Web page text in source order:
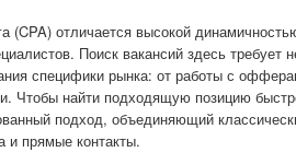
(CPA) отличается высокой
Поиск вакансий здесь требует
специфики рынка: от работы с
Чтобы найти подходящую позицию
подход, объединяющий
и прямые контакты.